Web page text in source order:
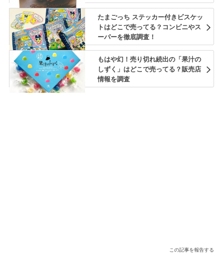
たまごっち ステッカー付きビスケッ
トはどこで売ってる？コンビニやス
ーパーを徹底調査！
もはや幻！売り切れ続出の「果汁の
しずく」はどこで売ってる？販売店
情報を調査
この記事を報告する